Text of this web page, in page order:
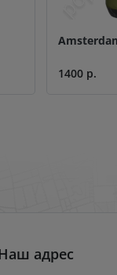
1400 р.
адрес